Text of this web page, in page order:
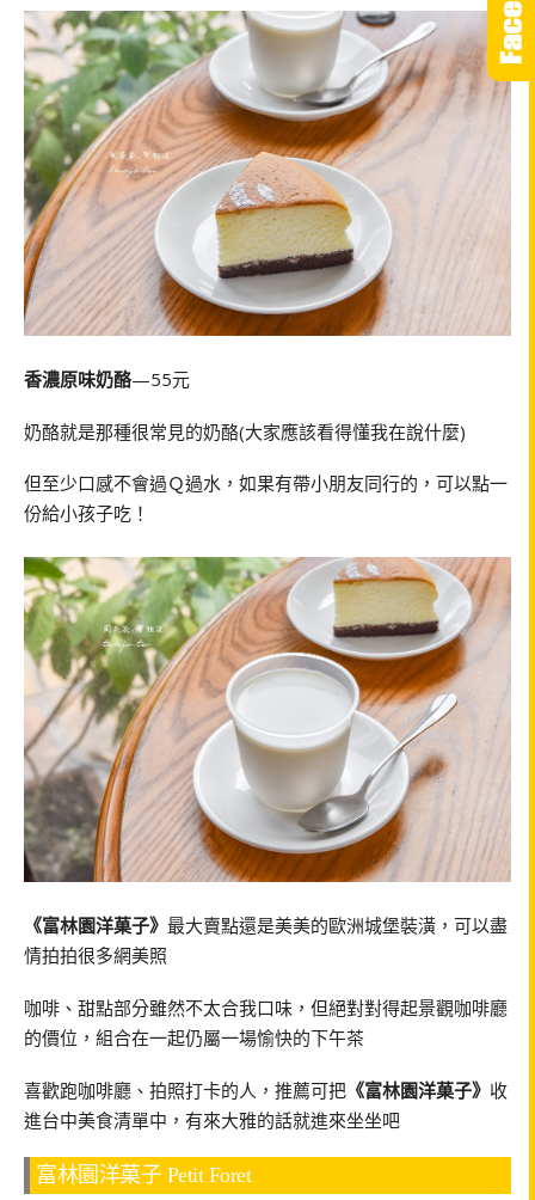
香濃原味奶酪—55元
奶酪就是那種很常見的奶酪(大家應該看得懂我在說什麼)
但至少口感不會過Ｑ過水，如果有帶小朋友同行的，可以點一
份給小孩子吃！
《富林園洋菓子》 最大賣點還是美美的歐洲城堡裝潢，可以盡
情拍拍很多網美照
咖啡、甜點部分雖然不太合我口味，但絕對對得起景觀咖啡廳
的價位，組合在一起仍屬一場愉快的下午茶
喜歡跑咖啡廳、拍照打卡的人，推薦可把 《富林園洋菓子》 收
進台中美食清單中，有來大雅的話就進來坐坐吧
富林園洋菓子 Petit Foret